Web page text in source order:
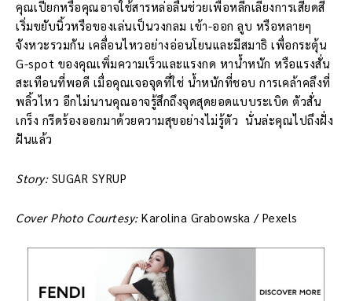
คุณเปียกหรือคุณอาจใช้สารหล่อลื่นช่วยเพื่อหลีกเลี่ยงการเสียดสี
เริ่มขยับนิ้วหรือของเล่นเป็นวงกลม เข้า-ออก ลูบ หรือหลายๆ
จังหวะรวมกัน เคลื่อนไหวอย่างอ่อนโยนและมีสมาธิ เพื่อกระตุ้น
G-spot ของคุณเพิ่มความเร็วและแรงกด หาน้ำหนัก หรือแรงสั่น
สะเทือนที่พอดี เมื่อคุณเจอจุดที่ใช่ น้ำหนักที่ชอบ การเคล้าคลึงที่
พลิ้วไหว อีกไม่นานคุณอาจรู้สึกถึงจุดสุดยอดแบบระเบิด ตัวสั่น
เกร็ง กรีดร้องออกมาด้วยความสุขอย่างไม่รู้ตัว นั่นล่ะคุณไปถึงฝั่ง
ฝันแล้ว
Story:SUGAR SYRUP
Cover Photo Courtesy:Karolina Grabowska / Pexels